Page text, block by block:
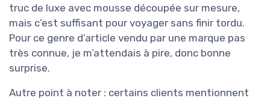
truc de luxe avec mousse découpée sur mesure,
mais c’est suffisant pour voyager sans finir tordu.
Pour ce genre d’article vendu par une marque pas
très connue, je m’attendais à pire, donc bonne
surprise.
Autre point à noter : certains clients mentionnent